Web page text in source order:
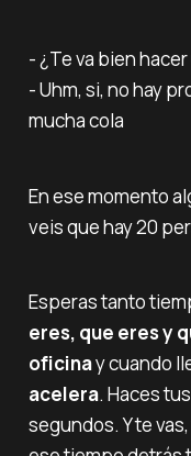
- ¿Te va bien
- Uhm, si, no hay
mucha cola
En ese momento
veis que hay 20
Esperas tanto
eres, que eres y
oficinay cuando
acelera. Haces
segundos. Y te